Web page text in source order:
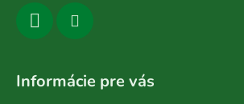
Informácie pre vás